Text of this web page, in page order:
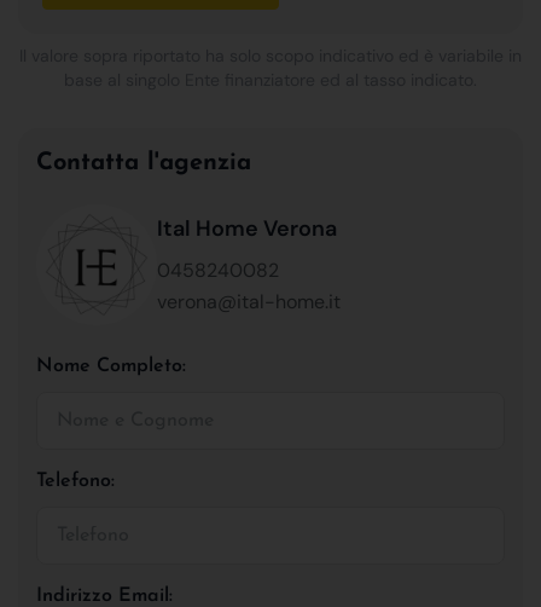
Contatta l'agenzia
Ital Home Verona
0458240082
verona@ital-home.it
Nome Completo:
Telefono:
Indirizzo Email: